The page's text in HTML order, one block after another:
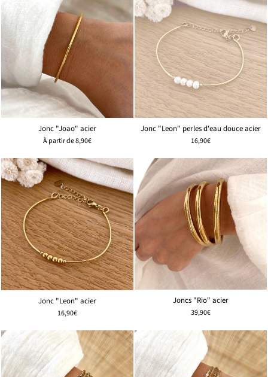
Jonc "Joao" acier
À partir de8,90€
Jonc "Leon" perles d'eau douce acier
16,90€
Jonc "Leon" acier
16,90€
Joncs "Rio" acier
39,90€